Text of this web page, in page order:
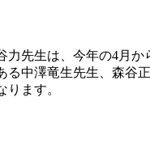
先生は、今年の4月か
中澤竜生先生、森谷
ます。